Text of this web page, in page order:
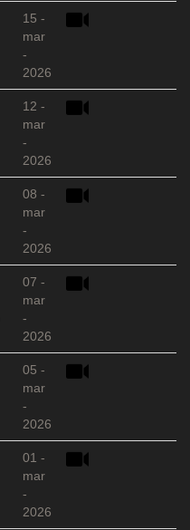
15 -
mar
-
2026
12 -
mar
-
2026
08 -
mar
-
2026
07 -
mar
-
2026
05 -
mar
-
2026
01 -
mar
-
2026